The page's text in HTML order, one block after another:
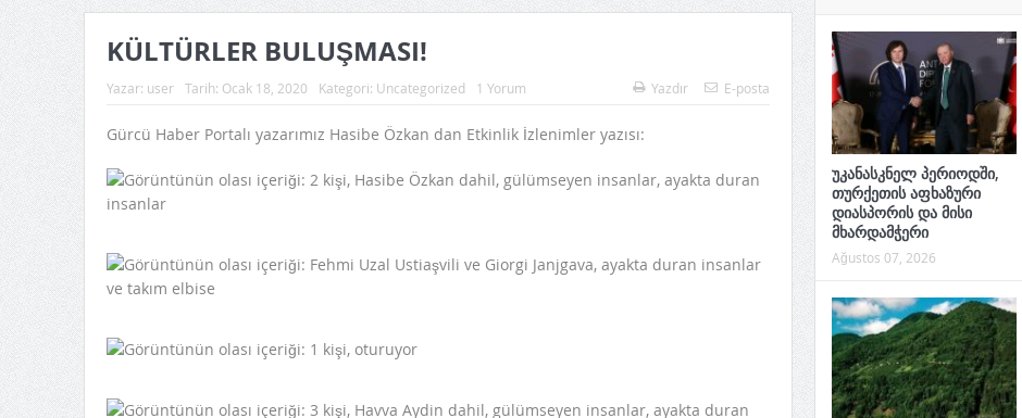
KÜLTÜRLER BULUŞMASI!
Yazar: user Tarih: Ocak 18, 2020 Kategori: Uncategorized 1 Yorum Yazdır E-posta
Gürcü Haber Portalı yazarımız Hasibe Özkan dan Etkinlik İzlenimler yazısı:
უკანასკნელ პერიოდში,
თურქეთის აფხაზური
დიასპორის და მისი
მხარდამჭერი
Ağustos 07, 2026